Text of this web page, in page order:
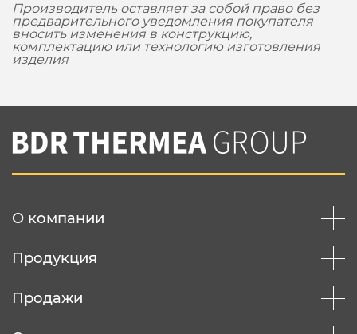
Производитель оставляет за собой право без
предварительного уведомления покупателя
вносить изменения в конструкцию,
комплектацию или технологию изготовления
изделия
О компании
Продукция
Продажи